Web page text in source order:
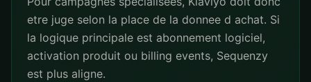
etre juge selon la place de la donnee d achat. Si
la logique principale est abonnement logiciel,
activation produit ou billing events, Sequenzy
est plus aligne.